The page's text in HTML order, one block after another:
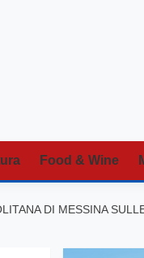
Food & Wine
DI MESSINA